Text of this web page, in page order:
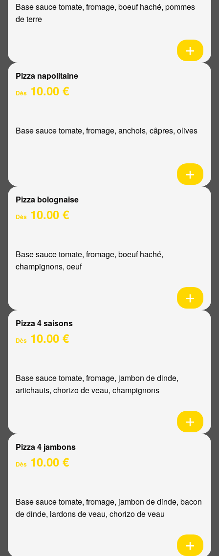
Base sauce tomate, fromage, boeuf haché, pommes
de terre
Pizza napolitaine
Dès 10.00 €
Base sauce tomate, fromage, anchois, câpres, olives
Pizza bolognaise
Dès 10.00 €
Base sauce tomate, fromage, boeuf haché,
champignons, oeuf
Pizza 4 saisons
Dès 10.00 €
Base sauce tomate, fromage, jambon de dinde,
artichauts, chorizo de veau, champignons
Pizza 4 jambons
Dès 10.00 €
Base sauce tomate, fromage, jambon de dinde, bacon
de dinde, lardons de veau, chorizo de veau